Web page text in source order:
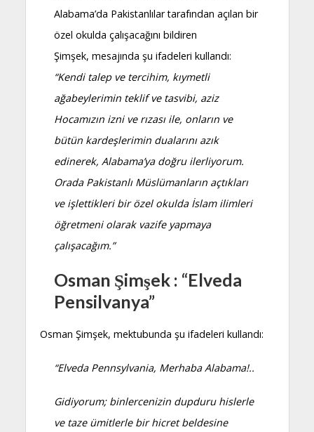
Alabama’da Pakistanlılar tarafından açılan bir
özel okulda çalışacağını bildiren
Şimşek, mesajında şu ifadeleri kullandı:
“Kendi talep ve tercihim, kıymetli
ağabeylerimin teklif ve tasvibi, aziz
Hocamızın izni ve rızası ile, onların ve
bütün kardeşlerimin dualarını azık
edinerek, Alabama’ya doğru ilerliyorum.
Orada Pakistanlı Müslümanların açtıkları
ve işlettikleri bir özel okulda İslam ilimleri
öğretmeni olarak vazife yapmaya
çalışacağım.”
Osman Şimşek : “Elveda
Pensilvanya”
Osman Şimşek, mektubunda şu ifadeleri kullandı:
“Elveda Pennsylvania, Merhaba Alabama!..
Gidiyorum; binlercenizin dupduru hislerle
ve taze ümitlerle bir hicret beldesine